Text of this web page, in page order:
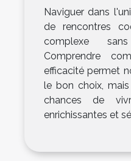
Naviguer dans
de rencontres
complexe
Comprendre
efficacité permet
le bon choix,
chances de
enrichissantes et